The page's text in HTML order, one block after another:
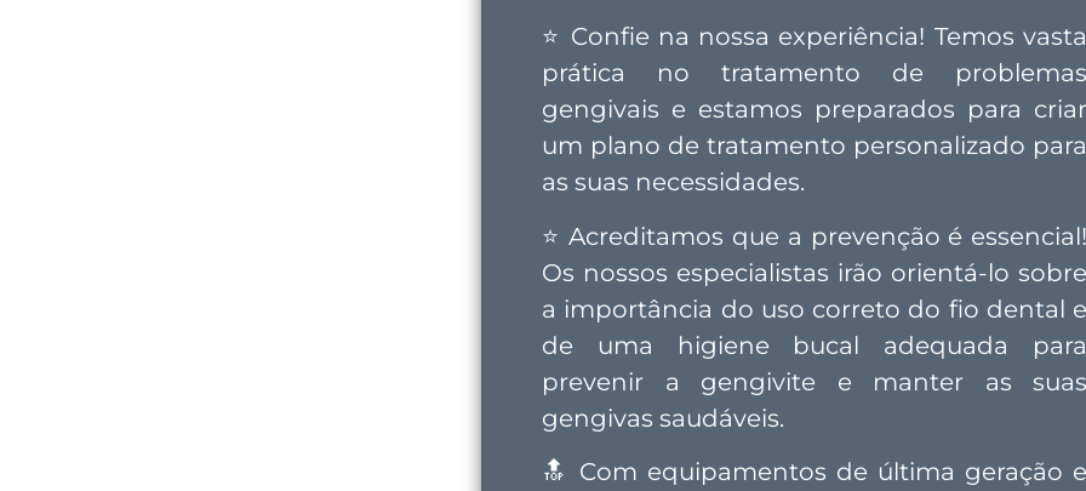
⭐ Confie na nossa experiência! Temos vasta
prática no tratamento de problemas
gengivais e estamos preparados para criar
um plano de tratamento personalizado para
as suas necessidades.
⭐ Acreditamos que a prevenção é essencial!
Os nossos especialistas irão orientá-lo sobre
a importância do uso correto do fio dental e
de uma higiene bucal adequada para
prevenir a gengivite e manter as suas
gengivas saudáveis.
🔝 Com equipamentos de última geração e